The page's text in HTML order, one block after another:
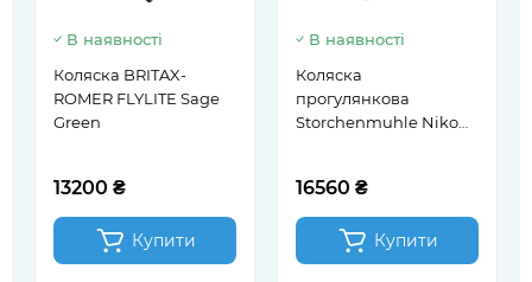
В наявності
Коляска BRITAX-
ROMER FLYLITE Sage
Green
13200 ₴
Купити
В наявності
Коляска
прогулянкова
Storchenmuhle Niko
16560 ₴
Купити